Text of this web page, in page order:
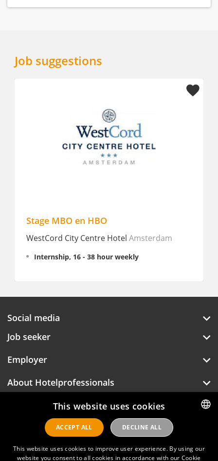
Job suggestions
Stage MBO en HBO
WestCord City Centre Hotel Amsterdam
Internship, 16 - 38 hour weekly
Social media
Job seeker
Employer
About Hotelprofessionals
Hotelprofessionals
FAQ
ENGLISH
This website uses cookies
This website uses cookies to improve user experience. By using our
website you consent to all cookies in accordance with our Cookie
ACCEPT ALL DECLINE ALL